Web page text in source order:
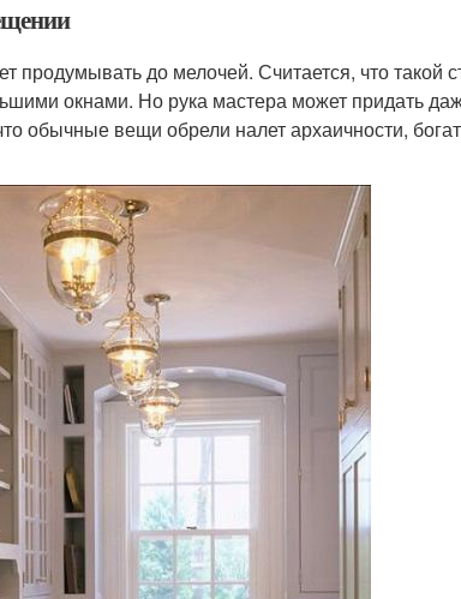
продумывать до мелочей. Считается, что такой
окнами. Но рука мастера может придать
обычные вещи обрели налет архаичности,